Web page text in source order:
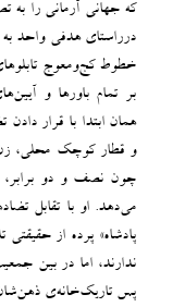
که جهانی آرمانی را به
درراستای هدفی واحد
خطوط کج‌‌و‌‌معوج
بر تمام باورها و
همان ابتدا با قرار
و قطار کوچک محلی، زن
چون نصف و دو برابر،
می‌‌دهد. او با تقابل
پادشاه» پرده از
ندارند، اما در بین
پس تاریک‌‌خانه‌ی ذهن‌‌شان